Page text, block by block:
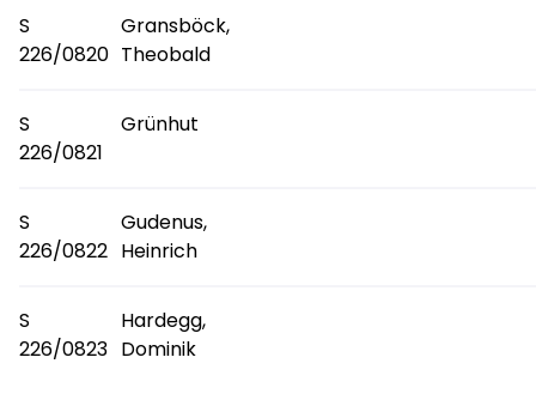
S
226/0820
Gransböck,
Theobald
S
226/0821
Grünhut
S
226/0822
Gudenus,
Heinrich
S
226/0823
Hardegg,
Dominik